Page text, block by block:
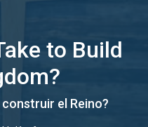
to Build
el Reino?